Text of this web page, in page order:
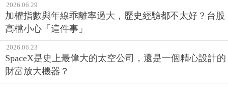
2026.06.29
加權指數與年線乖離率過大，歷史經驗都不太好？台股
高檔小心「這件事」
2026.06.23
SpaceX是史上最偉大的太空公司，還是一個精心設計的
財富放大機器？